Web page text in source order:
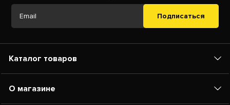
Подписаться
Каталог товаров
О магазине